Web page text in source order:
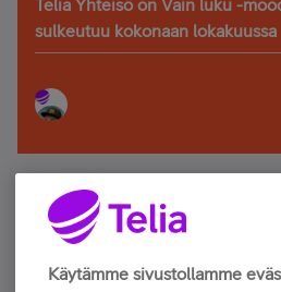
Telia Yhteisö on Vain luku -
sulkeutuu kokonaan lokakuussa
Älä jää paitsi – osallistu
Tilaa Telian uutiskirje ja olet
Käytämme sivustollamme